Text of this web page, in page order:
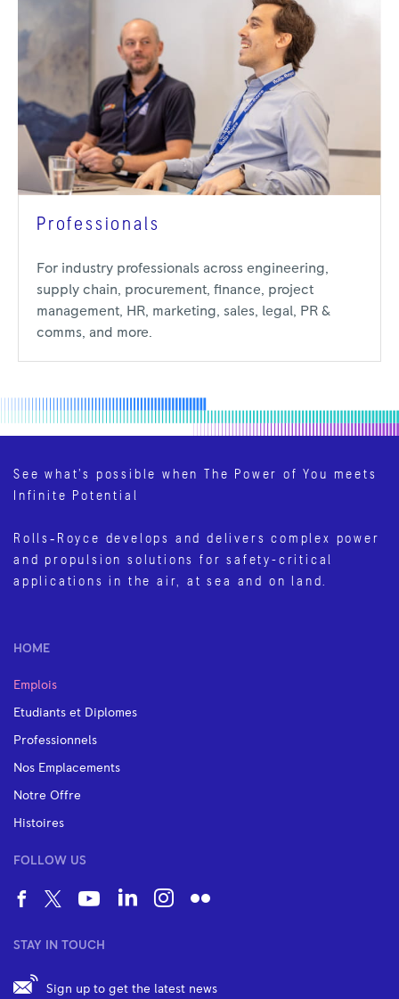
Professionals
For industry professionals across engineering,
supply chain, procurement, finance, project
management, HR, marketing, sales, legal, PR &
comms, and more.
See what’s possible when The Power of You meets
Infinite Potential
Rolls‑Royce develops and delivers complex power
and propulsion solutions for safety-critical
applications in the air, at sea and on land.
HOME
Emplois
Etudiants et Diplomes
Professionnels
Nos Emplacements
Notre Offre
Histoires
FOLLOW US
STAY IN TOUCH
Sign up to get the latest news